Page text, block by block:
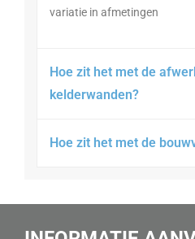
variatie in afmetingen
Hoe zit het met de
kelderwanden?
Hoe zit het met de